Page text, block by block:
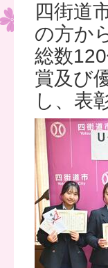
四街道
の方か
総数
賞及び
し、表